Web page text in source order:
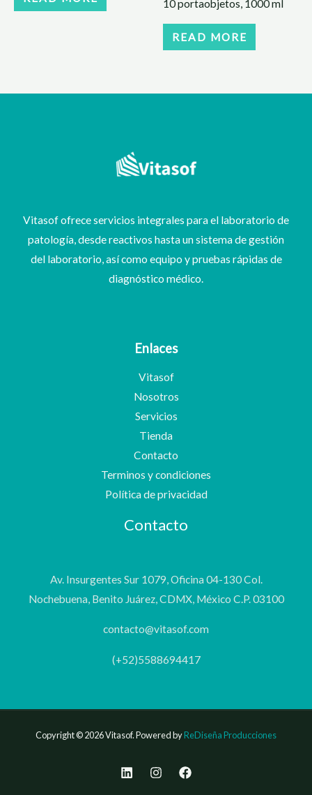
10 portaobjetos, 1000 ml
READ MORE
Vitasof ofrece servicios integrales para el laboratorio de
patología, desde reactivos hasta un sistema de gestión
del laboratorio, así como equipo y pruebas rápidas de
diagnóstico médico.
Enlaces
Vitasof
Nosotros
Servicios
Tienda
Contacto
Terminos y condiciones
Política de privacidad
Contacto
Av. Insurgentes Sur 1079, Oficina 04-130 Col.
Nochebuena, Benito Juárez, CDMX, México C.P. 03100
contacto@vitasof.com
(+52)5588694417
Copyright © 2026 Vitasof. Powered byReDiseña Producciones